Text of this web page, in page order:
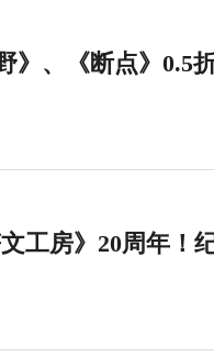
》、《断点》0.5折
工房》20周年！